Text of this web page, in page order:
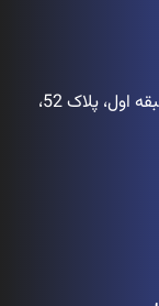
آدرس: قائمشهر، خیابان تهران، پاساژ کاوه، طبقه اول، پلاک 52،